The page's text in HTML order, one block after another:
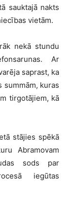
sauktajā nakts
vietām.
nekā stundu
Ar
saprast, ka
summām, kuras
tirgotājiem, kā
stājies spēkā
Abramovam
sods par
iegūtas